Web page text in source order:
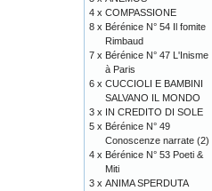
4 x COMPASSIONE
8 x Bérénice N° 54 Il fomite
Rimbaud
7 x Bérénice N° 47 L'Inisme
à Paris
6 x CUCCIOLI E BAMBINI
SALVANO IL MONDO
3 x IN CREDITO DI SOLE
5 x Bérénice N° 49
Conoscenze narrate (2)
4 x Bérénice N° 53 Poeti &
Miti
3 x ANIMA SPERDUTA